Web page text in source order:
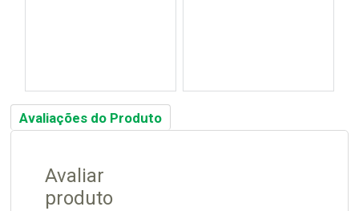
Avaliações do Produto
Avaliar
produto